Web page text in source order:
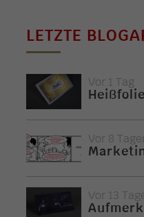
LETZTE
Vor 1 Tag
Vor 8
Vor 13